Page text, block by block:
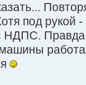
под рукой
Правда,